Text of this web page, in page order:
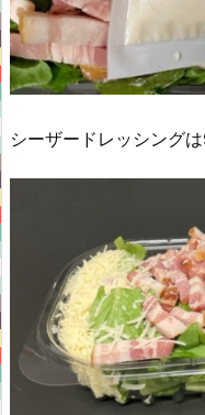
シーザードレッシング